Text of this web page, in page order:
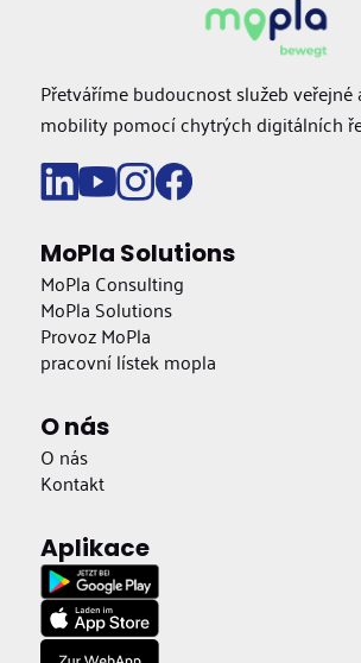
Přetváříme budoucnost služeb veřejné
mobility pomocí chytrých digitálních
MoPla Solutions
MoPla Consulting
MoPla Solutions
Provoz MoPla
pracovní lístek mopla
O nás
O nás
Kontakt
Aplikace